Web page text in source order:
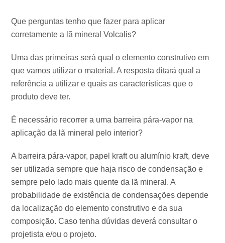
Que perguntas tenho que fazer para aplicar
corretamente a lã mineral Volcalis?
Uma das primeiras será qual o elemento construtivo em
que vamos utilizar o material. A resposta ditará qual a
referência a utilizar e quais as características que o
produto deve ter.
É necessário recorrer a uma barreira pára-vapor na
aplicação da lã mineral pelo interior?
A barreira pára-vapor, papel kraft ou alumínio kraft, deve
ser utilizada sempre que haja risco de condensação e
sempre pelo lado mais quente da lã mineral. A
probabilidade de existência de condensações depende
da localização do elemento construtivo e da sua
composição. Caso tenha dúvidas deverá consultar o
projetista e/ou o projeto.